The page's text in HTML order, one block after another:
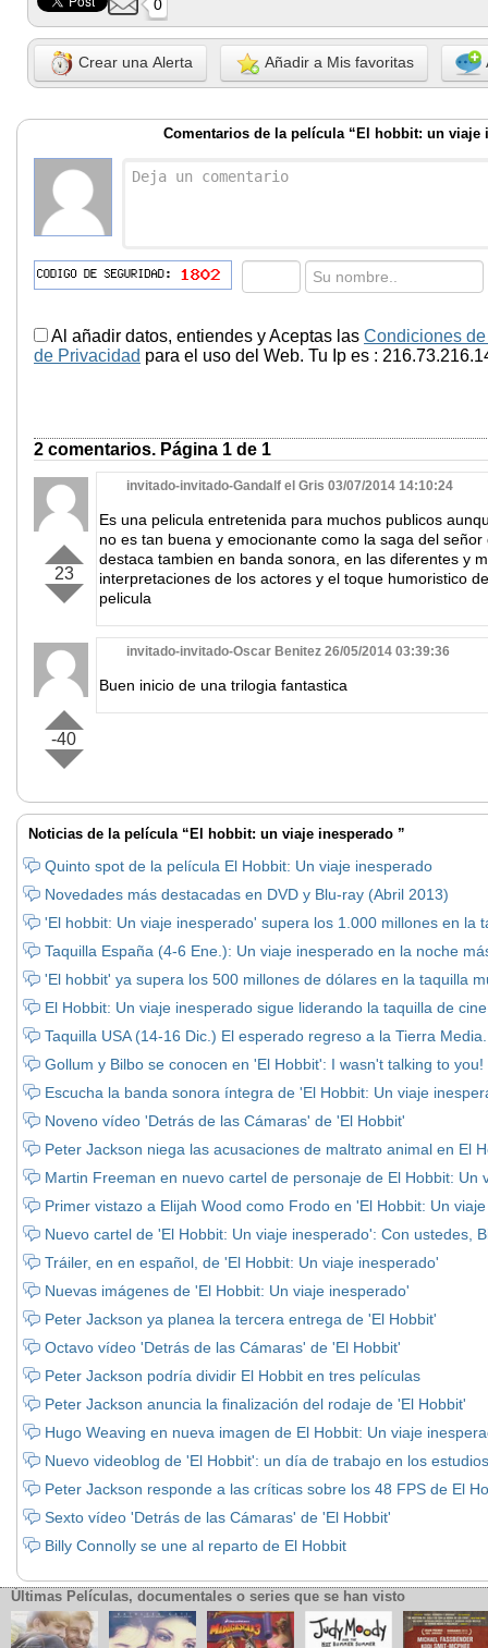
0
Crear una Alerta Añadir a Mis favoritas
Comentarios de la película “El hobbit: un viaje
Al añadir datos, entiendes y Aceptas las Condiciones
de Privacidad para el uso del Web. Tu Ip es :
2 comentarios. Página 1 de 1
23
invitado-invitado-Gandalf el Gris 03/07/2014 14:10:24
Es una pelicula entretenida para muchos publicos
no es tan buena y emocionante como la saga del señor
destaca tambien en banda sonora, en las diferentes y
interpretaciones de los actores y el toque humoristico
pelicula
-40
invitado-invitado-Oscar Benitez 26/05/2014 03:39:36
Buen inicio de una trilogia fantastica
Noticias de la película “El hobbit: un viaje inesperado ”
Quinto spot de la película El Hobbit: Un viaje inesperado
Novedades más destacadas en DVD y Blu-ray (Abril 2013)
'El hobbit: Un viaje inesperado' supera los 1.000 millones en la
Taquilla España (4-6 Ene.): Un viaje inesperado en la noche
'El hobbit' ya supera los 500 millones de dólares en la taquilla
El Hobbit: Un viaje inesperado sigue liderando la taquilla de
Taquilla USA (14-16 Dic.) El esperado regreso a la Tierra Media.
Gollum y Bilbo se conocen en 'El Hobbit': I wasn't talking to you!
Escucha la banda sonora íntegra de 'El Hobbit: Un viaje
Noveno vídeo 'Detrás de las Cámaras' de 'El Hobbit'
Peter Jackson niega las acusaciones de maltrato animal en El
Martin Freeman en nuevo cartel de personaje de El Hobbit: Un
Primer vistazo a Elijah Wood como Frodo en 'El Hobbit: Un
Nuevo cartel de 'El Hobbit: Un viaje inesperado': Con ustedes,
Tráiler, en en español, de 'El Hobbit: Un viaje inesperado'
Nuevas imágenes de 'El Hobbit: Un viaje inesperado'
Peter Jackson ya planea la tercera entrega de 'El Hobbit'
Octavo vídeo 'Detrás de las Cámaras' de 'El Hobbit'
Peter Jackson podría dividir El Hobbit en tres películas
Peter Jackson anuncia la finalización del rodaje de 'El Hobbit'
Hugo Weaving en nueva imagen de El Hobbit: Un viaje
Nuevo videoblog de 'El Hobbit': un día de trabajo en los
Peter Jackson responde a las críticas sobre los 48 FPS de El
Sexto vídeo 'Detrás de las Cámaras' de 'El Hobbit'
Billy Connolly se une al reparto de El Hobbit
Últimas Películas, documentales o series que se han visto